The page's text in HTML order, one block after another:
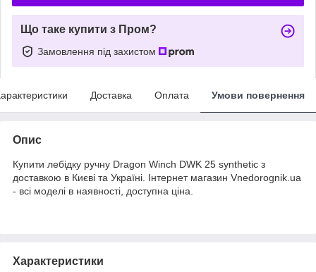
Що таке купити з Пром?
Замовлення під захистом
Доставка Оплата Умови повернення
Опис
Купити лебідку ручну Dragon Winch DWK 25 synthetic з
доставкою в Києві та Україні. Інтернет магазин Vnedorognik.ua
- всі моделі в наявності, доступна ціна.
Характеристики